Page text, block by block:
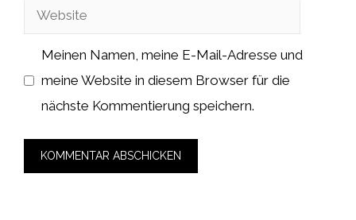
Website
Meinen Namen, meine E-Mail-Adresse und
meine Website in diesem Browser für die
nächste Kommentierung speichern.